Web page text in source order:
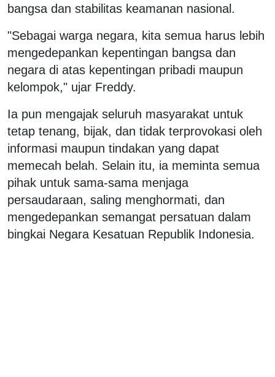
bangsa dan stabilitas keamanan nasional.
"Sebagai warga negara, kita semua harus lebih
mengedepankan kepentingan bangsa dan
negara di atas kepentingan pribadi maupun
kelompok," ujar Freddy.
Ia pun mengajak seluruh masyarakat untuk
tetap tenang, bijak, dan tidak terprovokasi oleh
informasi maupun tindakan yang dapat
memecah belah. Selain itu, ia meminta semua
pihak untuk sama-sama menjaga
persaudaraan, saling menghormati, dan
mengedepankan semangat persatuan dalam
bingkai Negara Kesatuan Republik Indonesia.